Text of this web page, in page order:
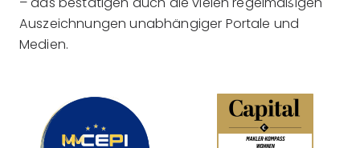
Auszeichnungen unabhängiger Portale und
Medien.